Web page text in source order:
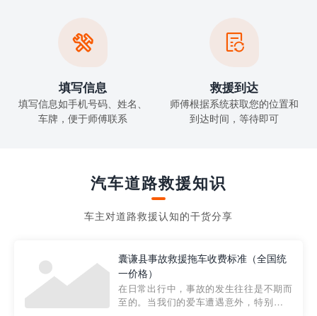

填写信息
填写信息如手机号码、姓名、
车牌，便于师傅联系

救援到达
师傅根据系统获取您的位置和
到达时间，等待即可
汽车道路救援知识
车主对道路救援认知的干货分享
囊谦县事故救援拖车收费标准（全国统
一价格）
在日常出行中，事故的发生往往是不期而
至的。当我们的爱车遭遇意外，特别是在